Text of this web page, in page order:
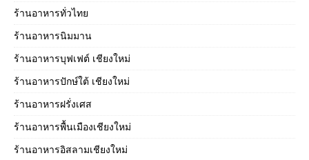
ร้านอาหารทั่วไทย
ร้านอาหารนิมมาน
ร้านอาหารบุฟเฟต์ เชียงใหม่
ร้านอาหารปักษ์ใต้ เชียงใหม่
ร้านอาหารฝรั่งเศส
ร้านอาหารพื้นเมืองเชียงใหม่
ร้านอาหารอิสลามเชียงใหม่